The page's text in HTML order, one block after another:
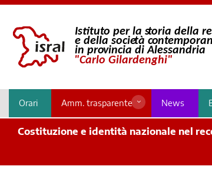
Orari Amm. trasparente News
Costituzione e identità nazionale nel